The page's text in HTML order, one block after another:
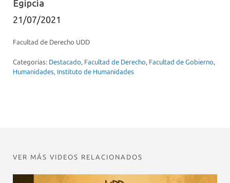
Egipcia
21/07/2021
Facultad de Derecho UDD
Categorias: Destacado, Facultad de Derecho, Facultad de Gobierno,
Humanidades, Instituto de Humanidades
VER MÁS VIDEOS RELACIONADOS